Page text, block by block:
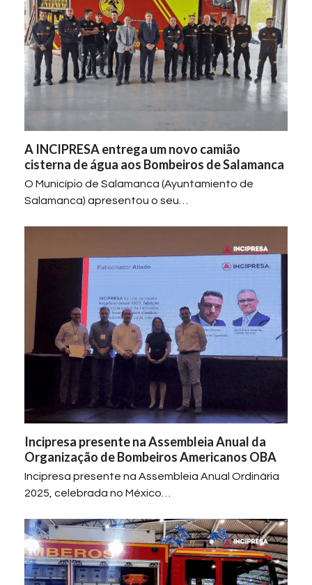
A INCIPRESA entrega um novo camião
cisterna de água aos Bombeiros de Salamanca
O Município de Salamanca (Ayuntamiento de
Salamanca) apresentou o seu…
Incipresa presente na Assembleia Anual da
Organização de Bombeiros Americanos OBA
Incipresa presente na Assembleia Anual Ordinária
2025, celebrada no México…